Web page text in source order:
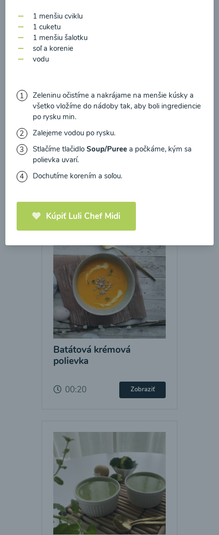
00:10 Zobraziť
Načítať ďalšie
Polievky mixované
Batátová krémová
polievka
00:20 Zobraziť
1 menšiu cviklu
1 cuketu
1 menšiu šalotku
soľ a korenie
vodu
Zeleninu očistíme a nakrájame na menšie kúsky a
všetko vložíme do nádoby tak, aby boli ingrediencie
po rysku min.
Zalejeme vodou po rysku.
Stlačíme tlačidloSoup/Puree a počkáme, kým sa
polievka uvarí.
Dochutíme korením a soľou.
Kúpiť Luli Chef Midi
prečítal(a) informácie o Ochrane osobných
údajova súhlasím s nimi.